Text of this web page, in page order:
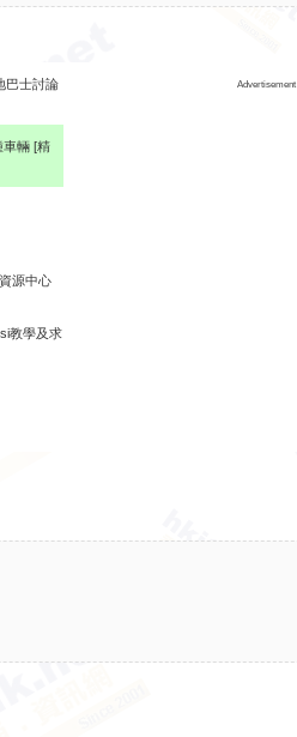
巴士討論
Advertisement
車輛 [精
源中心
教學及求